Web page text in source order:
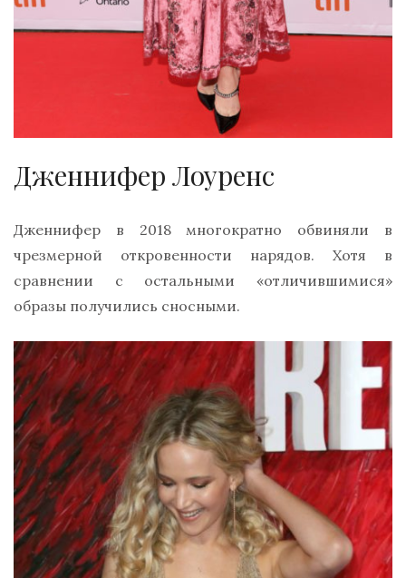
Дженнифер Лоуренс
Дженнифер в 2018 многократно обвиняли в
чрезмерной откровенности нарядов. Хотя в
сравнении с остальными «отличившимися»
образы получились сносными.